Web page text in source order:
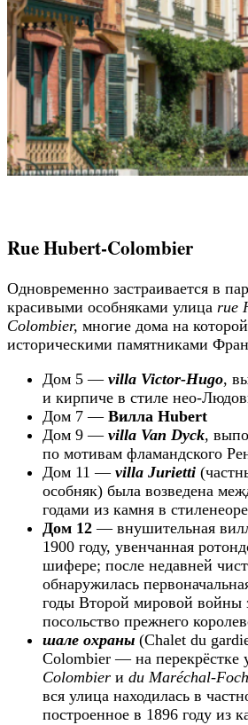
Rue Hubert-Colombier
Одновременно застраивается в
красивыми особняками улица rue
Colombier, многие дома на
историческими памятниками
Дом 5 — villa Victor-Hugo,
и кирпиче в стиле нео-
Дом 7 — Вилла Hubert
Дом 9 — villa Van Dyck,
по мотивам фламандского
Дом 11 — villa Jurietti
особняк) была возведена
годами из камня в
Дом 12 — внушительная
1900 году, увенчанная
шифере; после недавней
обнаружилась
годы Второй мировой войны
посольство прежнего
шале охраны (Chalet du
Colombier — на перекрёстке
Colombier и du Maréchal-Foch
вся улица находилась в
построенное в 1896 году из